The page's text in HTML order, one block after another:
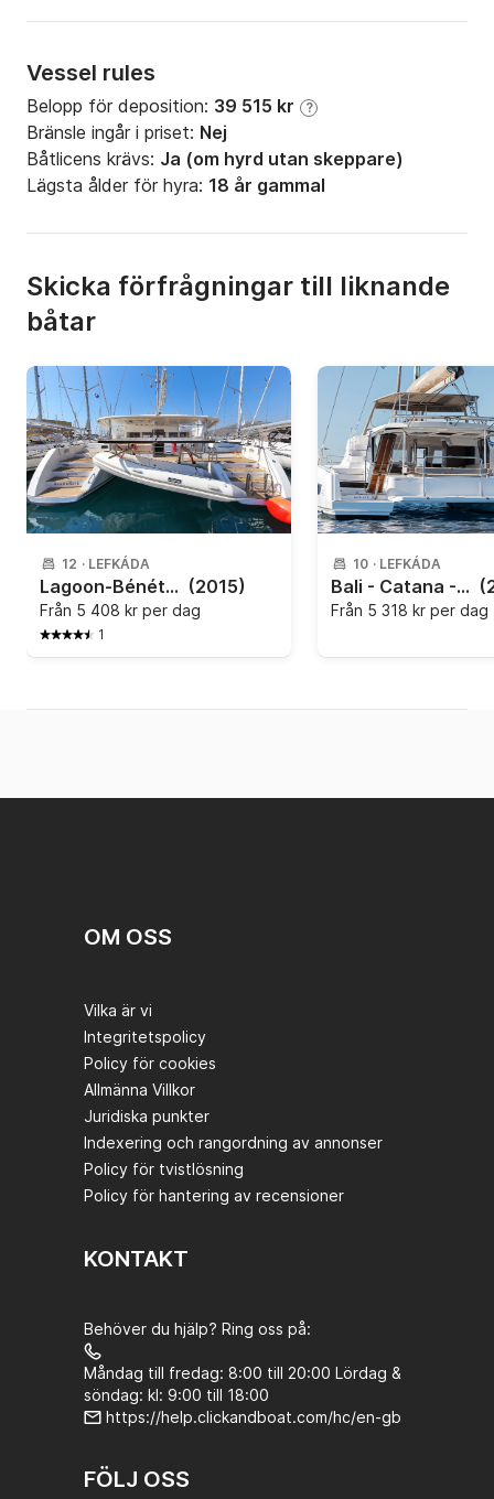
Vessel rules
Belopp för deposition: 39 515 kr ?
Bränsle ingår i priset: Nej
Båtlicens krävs: Ja (om hyrd utan skeppare)
Lägsta ålder för hyra: 18 år gammal
Skicka förfrågningar till liknande
båtar
12 · LEFKÁDA
Lagoon-Bénéteau - Lagoon 450 F - 4 + 2 cab. (2015)
Från 5 408 kr per dag
1
10 · LEFKÁDA
Bali - Catana - Bali 4.2
Från 5 318 kr per dag
OM OSS
Vilka är vi
Integritetspolicy
Policy för cookies
Allmänna Villkor
Juridiska punkter
Indexering och rangordning av annonser
Policy för tvistlösning
Policy för hantering av recensioner
KONTAKT
Behöver du hjälp? Ring oss på:
Måndag till fredag: 8:00 till 20:00 Lördag &
söndag: kl: 9:00 till 18:00
https://help.clickandboat.com/hc/en-gb
FÖLJ OSS